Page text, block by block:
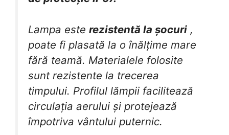
Lampa este rezistentă la șocuri ,
poate fi plasată la o înălțime mare
fără teamă. Materialele folosite
sunt rezistente la trecerea
timpului. Profilul lămpii facilitează
circulația aerului și protejează
împotriva vântului puternic.